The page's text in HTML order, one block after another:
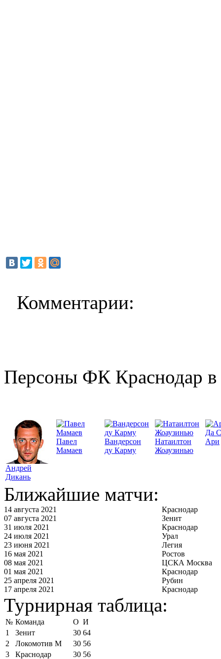
Комментарии:
Персоны ФК Краснодар в
Андрей
Дикань
Павел
Мамаев
Вандерсон
ду Карму
Натаилтон
Жоаузинью
Да
Ари
Ближайшие матчи:
14 августа 2021
Краснодар
07 августа 2021
Зенит
31 июля 2021
Краснодар
24 июля 2021
Урал
23 июня 2021
Легия
16 мая 2021
Ростов
08 мая 2021
ЦСКА Москва
01 мая 2021
Краснодар
25 апреля 2021
Рубин
17 апреля 2021
Краснодар
Турнирная таблица:
№ Команда О И
1
Зенит 30 64
2
Локомотив М 30 56
3
Краснодар 30 56